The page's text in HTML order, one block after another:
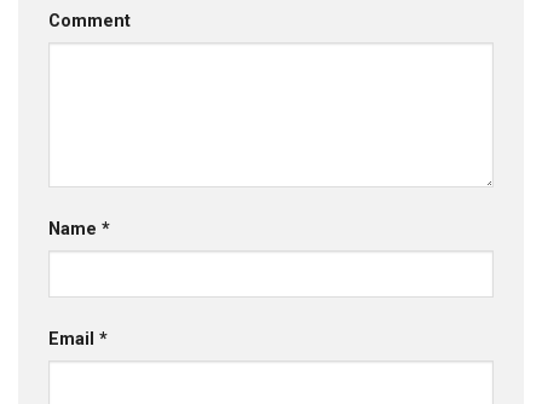
Comment
Name *
Email *